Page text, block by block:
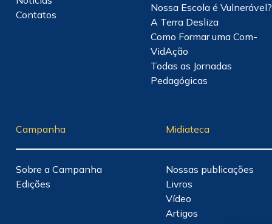
Contatos
Nossa Escola é Vulnerável?
A Terra Desliza
Como Formar uma Com-
VidAção
Todas as Jornadas
Pedagógicas
Campanha
Sobre a Campanha
Edições
Midiateca
Nossas publicações
Livros
Vídeo
Artigos